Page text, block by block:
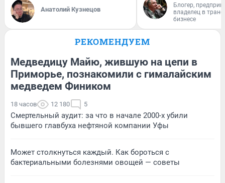
Анатолий Кузнецов
Блогер,
владелец в
бизнесе
РЕКОМЕНДУЕМ
Медведицу Майю, жившую на цепи в
Приморье, познакомили с гималайским
медведем Фиником
18 часов 12 180 5
Смертельный аудит: за что в начале 2000-х убили
бывшего главбуха нефтяной компании Уфы
Может столкнуться каждый. Как бороться с
бактериальными болезнями овощей — советы